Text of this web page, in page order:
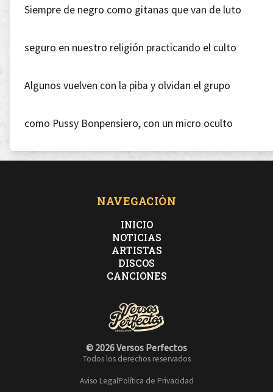
Siempre de negro como gitanas que van de luto
seguro en nuestro religión practicando el culto
Algunos vuelven con la piba y olvidan el grupo
como Pussy Bonpensiero, con un micro oculto
Peces gordos en el barrio nado con siluros
ahora nos tiran la caña pescando lo puro
Si te atropello no hay problema, doy parte al seguro
siempre dos meses por delante, bebé prematuro
Mi dolor es combustible pa’ tiempos convulsos
NAVEGACIÓN
INICIO
NOTICIAS
ARTISTAS
DISCOS
CANCIONES
© 2026 Versos Perfectos
Todos los derechos reservados
Aviso LegalPolítica de Privacidad